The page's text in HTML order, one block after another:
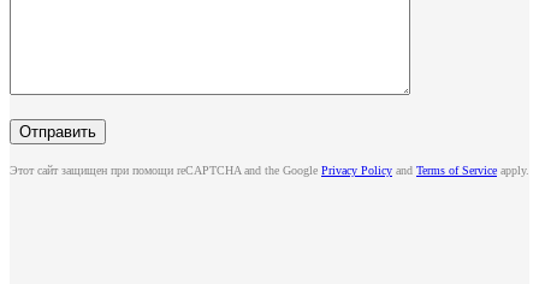
Этот сайт защищен при помощи reCAPTCHA and the Google Privacy Policy and Terms of Service apply.